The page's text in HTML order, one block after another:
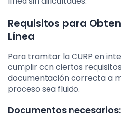
Requisitos para
Línea
Para tramitar la CURP en
cumplir con ciertos
documentación correcta a
proceso sea fluido.
Documentos necesarios: